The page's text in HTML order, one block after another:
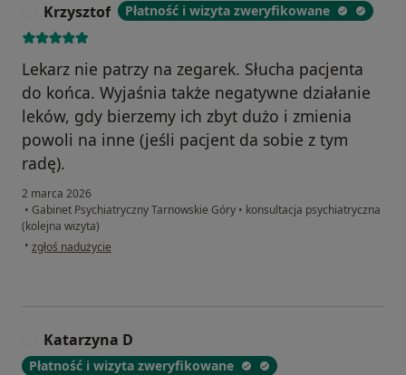
Krzysztof Płatność i wizyta zweryfikowane
Lekarz nie patrzy na zegarek. Słucha pacjenta
do końca. Wyjaśnia także negatywne działanie
leków, gdy bierzemy ich zbyt dużo i zmienia
powoli na inne (jeśli pacjent da sobie z tym
radę).
2 marca 2026
• Gabinet Psychiatryczny Tarnowskie Góry • konsultacja psychiatryczna
(kolejna wizyta)
• w opinii użytkownika Krzysztof
zgłoś nadużycie
Katarzyna D
Płatność i wizyta zweryfikowane